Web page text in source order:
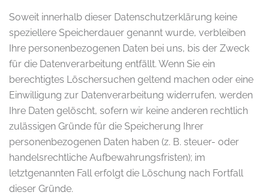
Soweit innerhalb dieser Datenschutzerklärung keine
speziellere Speicherdauer genannt wurde, verbleiben
Ihre personenbezogenen Daten bei uns, bis der Zweck
für die Datenverarbeitung entfällt. Wenn Sie ein
berechtigtes Löschersuchen geltend machen oder eine
Einwilligung zur Datenverarbeitung widerrufen, werden
Ihre Daten gelöscht, sofern wir keine anderen rechtlich
zulässigen Gründe für die Speicherung Ihrer
personenbezogenen Daten haben (z. B. steuer- oder
handelsrechtliche Aufbewahrungsfristen); im
letztgenannten Fall erfolgt die Löschung nach Fortfall
dieser Gründe.